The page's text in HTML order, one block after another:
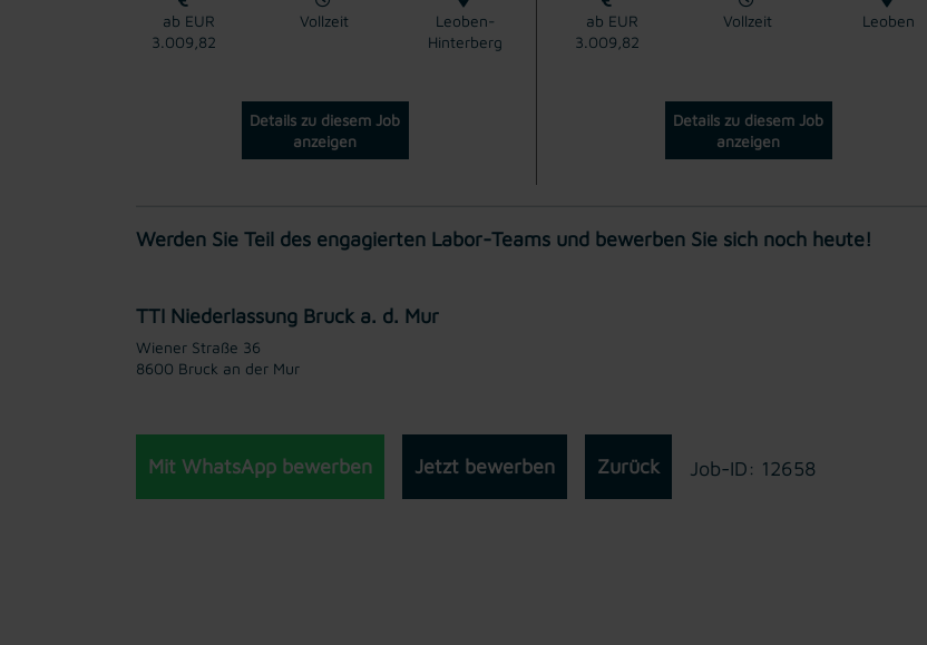
ab EUR
3.009,82
Vollzeit
Leoben-
Hinterberg
Details zu diesem Job
anzeigen
ab EUR
3.009,82
Vollzeit Leoben
Details zu diesem Job
anzeigen
Werden Sie Teil des engagierten Labor-Teams und bewerben Sie sich noch heute!
TTI Niederlassung Bruck a. d. Mur
Wiener Straße 36
8600 Bruck an der Mur
Mit WhatsApp bewerben Jetzt bewerben Zurück Job-ID: 12658